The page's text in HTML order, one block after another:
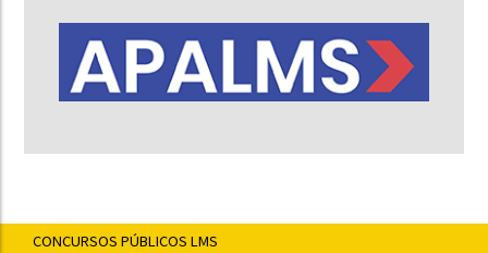
CONCURSOS PÚBLICOS LMS